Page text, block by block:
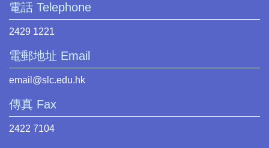
電話 Telephone
2429 1221
電郵地址 Email
email@slc.edu.hk
傳真 Fax
2422 7104